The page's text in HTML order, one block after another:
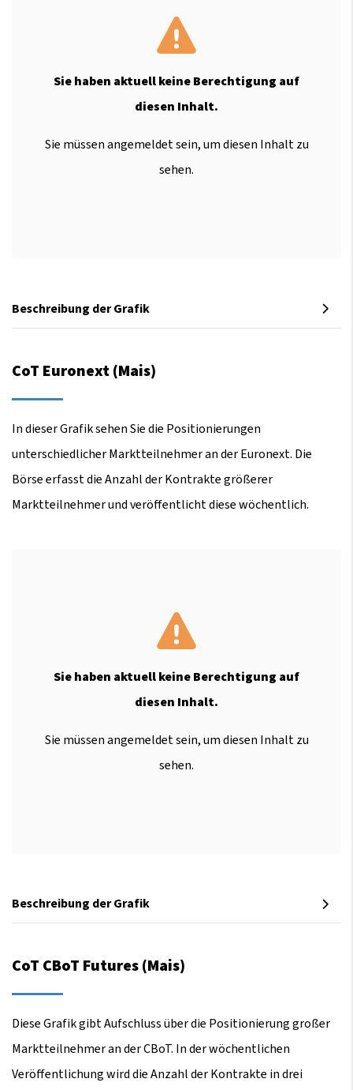
Sie haben aktuell keine Berechtigung auf
diesen Inhalt.
Sie müssen angemeldet sein, um diesen Inhalt zu
sehen.
Beschreibung der Grafik
CoT Euronext (Mais)
In dieser Grafik sehen Sie die Positionierungen
unterschiedlicher Marktteilnehmer an der Euronext. Die
Börse erfasst die Anzahl der Kontrakte größerer
Marktteilnehmer und veröffentlicht diese wöchentlich.
Sie haben aktuell keine Berechtigung auf
diesen Inhalt.
Sie müssen angemeldet sein, um diesen Inhalt zu
sehen.
Beschreibung der Grafik
CoT CBoT Futures (Mais)
Diese Grafik gibt Aufschluss über die Positionierung großer
Marktteilnehmer an der CBoT. In der wöchentlichen
Veröffentlichung wird die Anzahl der Kontrakte in drei